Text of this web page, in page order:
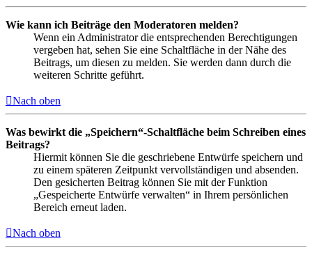
Wie kann ich Beiträge den Moderatoren melden?
Wenn ein Administrator die entsprechenden Berechtigungen
vergeben hat, sehen Sie eine Schaltfläche in der Nähe des
Beitrags, um diesen zu melden. Sie werden dann durch die
weiteren Schritte geführt.
Nach oben
Was bewirkt die „Speichern“-Schaltfläche beim Schreiben eines
Beitrags?
Hiermit können Sie die geschriebene Entwürfe speichern und
zu einem späteren Zeitpunkt vervollständigen und absenden.
Den gesicherten Beitrag können Sie mit der Funktion
„Gespeicherte Entwürfe verwalten“ in Ihrem persönlichen
Bereich erneut laden.
Nach oben